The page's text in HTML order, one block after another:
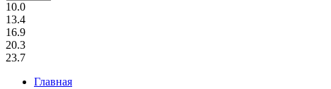
10.0
13.4
16.9
20.3
23.7
Главная